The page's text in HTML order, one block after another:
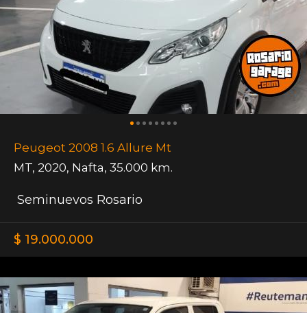
Peugeot 2008 1.6 Allure Mt
MT, 2020, Nafta, 35.000 km.
Seminuevos Rosario
$ 19.000.000